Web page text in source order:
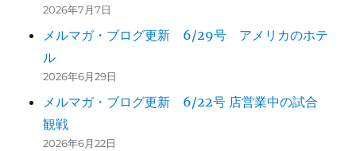
2026年7月7日
メルマガ・ブログ更新 6/29号 アメリカのホテ
ル
2026年6月29日
メルマガ・ブログ更新 6/22号 店営業中の試合
観戦
2026年6月22日